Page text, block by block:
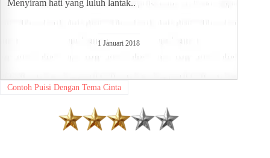
Menyiram hati yang luluh lantak..
1 Januari 2018
Contoh Puisi Dengan Tema Cinta